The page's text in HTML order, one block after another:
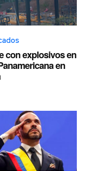
con explosivos en
en